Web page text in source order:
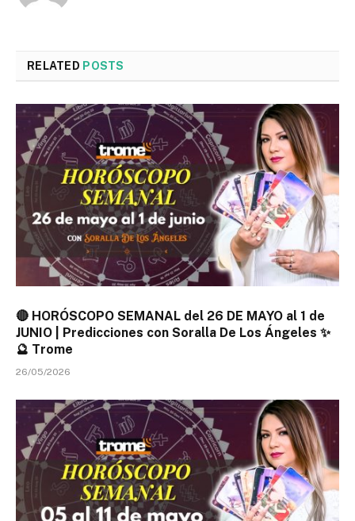
RELATED POSTS
🔴 HORÓSCOPO SEMANAL del 26 DE MAYO al 1 de
JUNIO | Predicciones con Soralla De Los Ángeles ✨
🔮 Trome
26/05/2026